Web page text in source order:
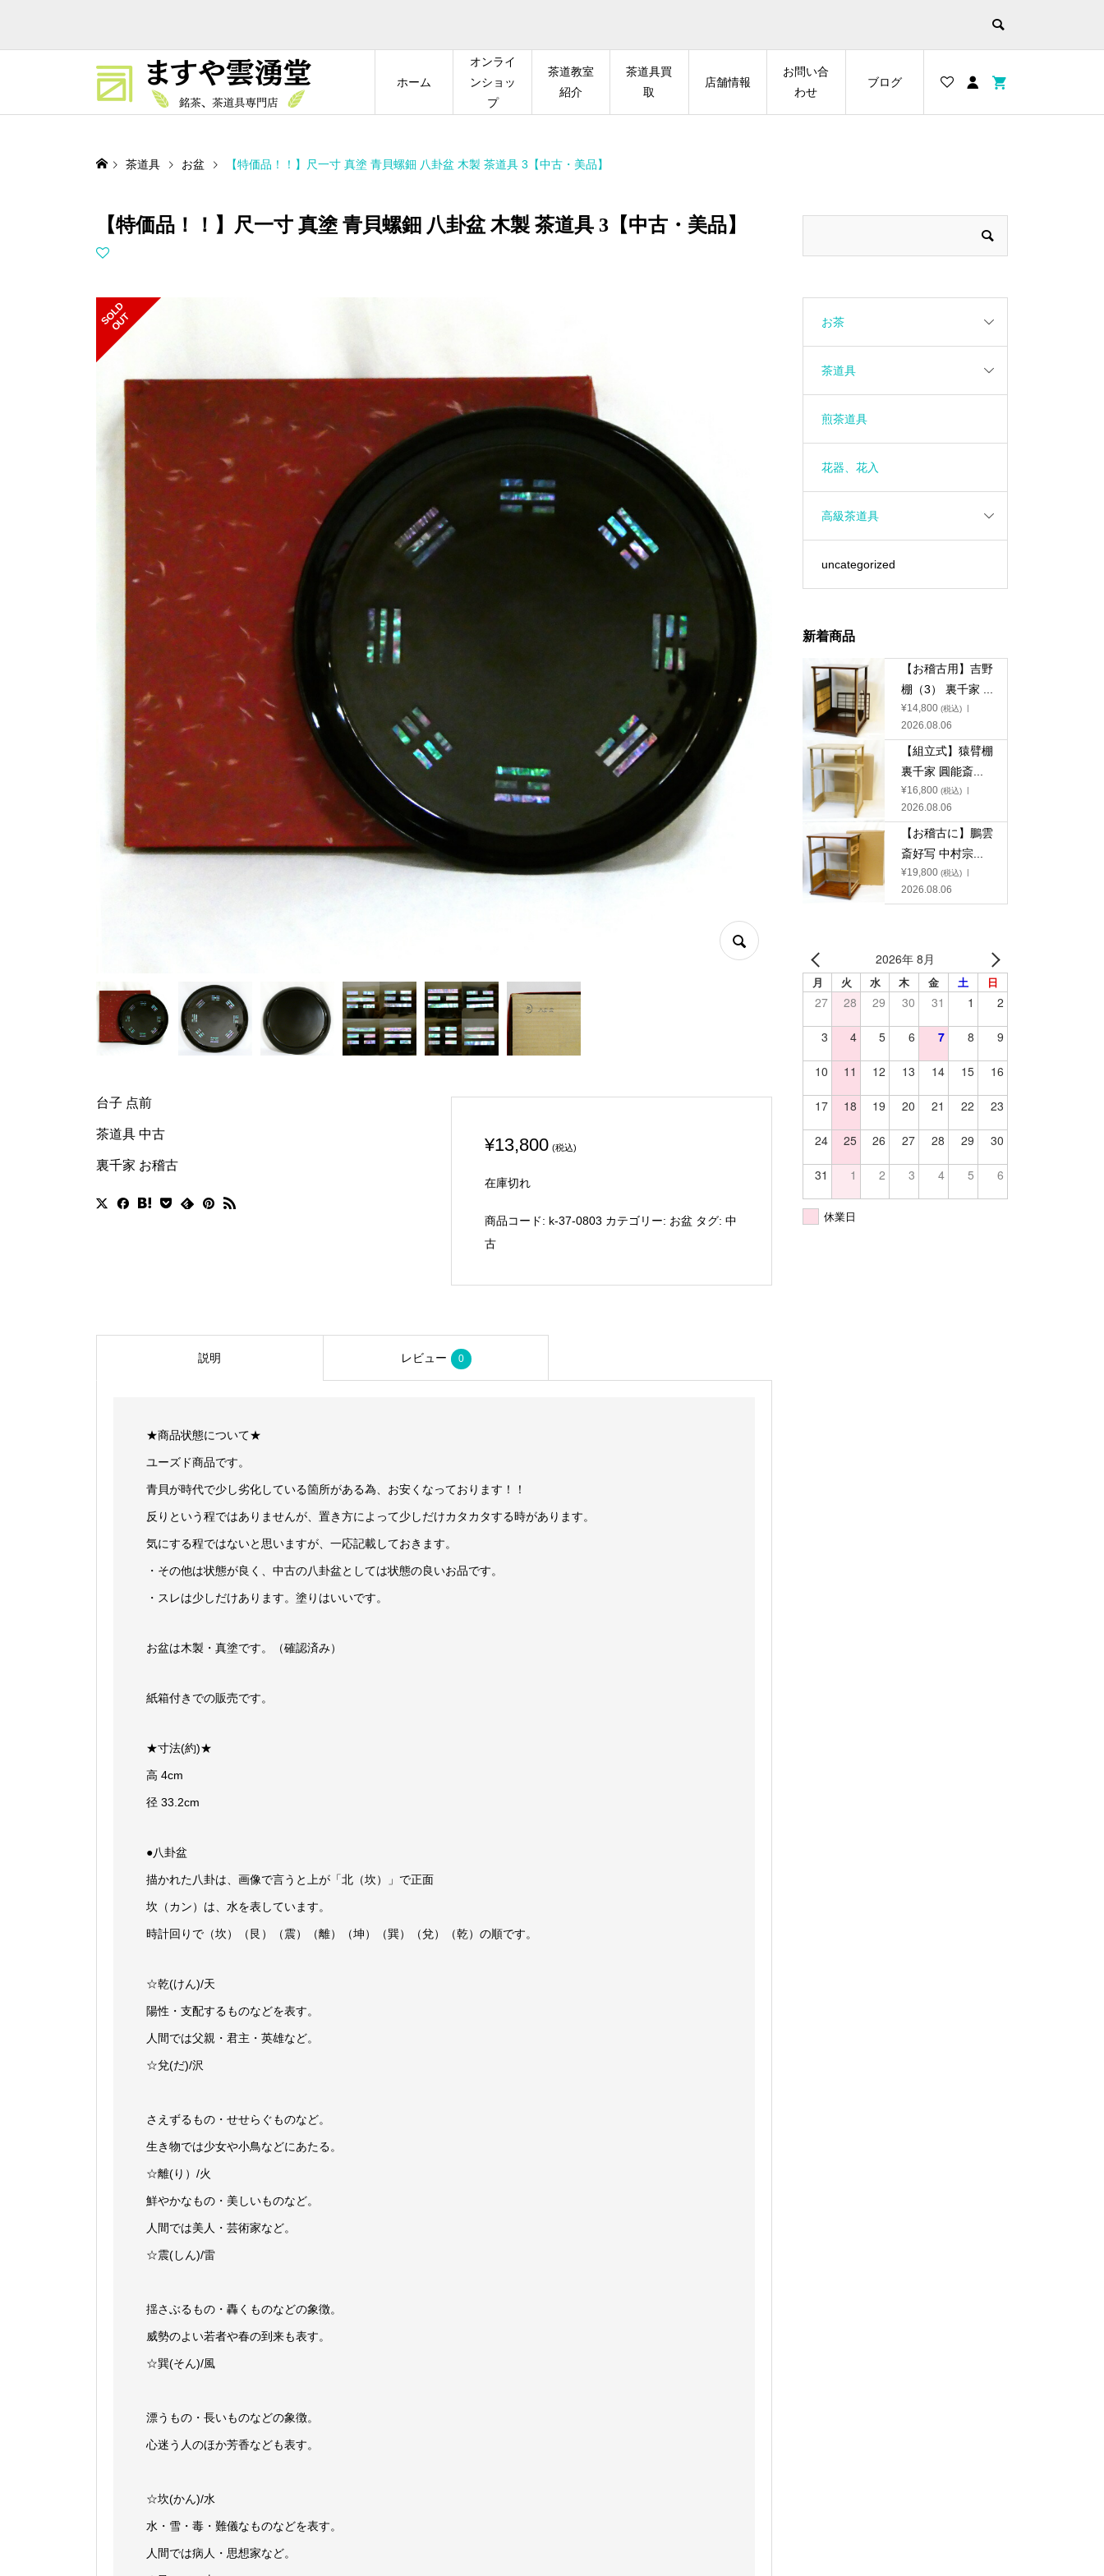
ホーム
オンライ
ンショッ
プ
茶道教室
紹介
茶道具買
取
店舗情報
お問い合
わせ
ブログ
茶道具 お盆 【特価品！！】尺一寸 真塗 青貝螺鈿 八卦盆 木製 茶道具 3【中古・美品】
【特価品！！】尺一寸 真塗 青貝螺鈿 八卦盆 木製 茶道具 3【中古・美品】
S
O
L
D
O
U
T
台子 点前
茶道具 中古
裏千家 お稽古
¥13,800 (税込)
在庫切れ
商品コード: k-37-0803 カテゴリー: お盆 タグ:中
古
説明 レビュー 0
★商品状態について★
ユーズド商品です。
青貝が時代で少し劣化している箇所がある為、お安くなっております！！
反りという程ではありませんが、置き方によって少しだけカタカタする時があります。
気にする程ではないと思いますが、一応記載しておきます。
・その他は状態が良く、中古の八卦盆としては状態の良いお品です。
・スレは少しだけあります。塗りはいいです。
お盆は木製・真塗です。（確認済み）
紙箱付きでの販売です。
★寸法(約)★
高 4cm
径 33.2cm
●八卦盆
描かれた八卦は、画像で言うと上が「北（坎）」で正面
坎（カン）は、水を表しています。
時計回りで（坎）（艮）（震）（離）（坤）（巽）（兌）（乾）の順です。
☆乾(けん)/天
陽性・支配するものなどを表す。
人間では父親・君主・英雄など。
☆兌(だ)/沢
さえずるもの・せせらぐものなど。
生き物では少女や小鳥などにあたる。
☆離(り）/火
鮮やかなもの・美しいものなど。
人間では美人・芸術家など。
☆震(しん)/雷
揺さぶるもの・轟くものなどの象徴。
威勢のよい若者や春の到来も表す。
☆巽(そん)/風
漂うもの・長いものなどの象徴。
心迷う人のほか芳香なども表す。
☆坎(かん)/水
水・雪・毒・難儀なものなどを表す。
人間では病人・思想家など。
お茶
茶道具
煎茶道具
花器、花入
高級茶道具
uncategorized
新着商品
【お稽古用】吉野
棚（3） 裏千家 ...
¥14,800 (税込)
2026.08.06
【組立式】猿臂棚
裏千家 圓能斎...
¥16,800 (税込)
2026.08.06
【お稽古に】鵬雲
斎好写 中村宗...
¥19,800 (税込)
2026.08.06
2026年 8月
月 火 水 木 金 土 日
27 28 29 30 31 1 2
3 4 5 6 7 8 9
10 11 12 13 14 15 16
17 18 19 20 21 22 23
24 25 26 27 28 29 30
31 1 2 3 4 5 6
休業日